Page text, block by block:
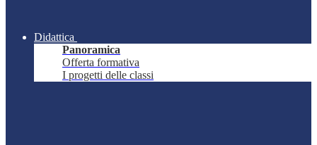
Didattica
Panoramica
Offerta formativa
I progetti delle classi